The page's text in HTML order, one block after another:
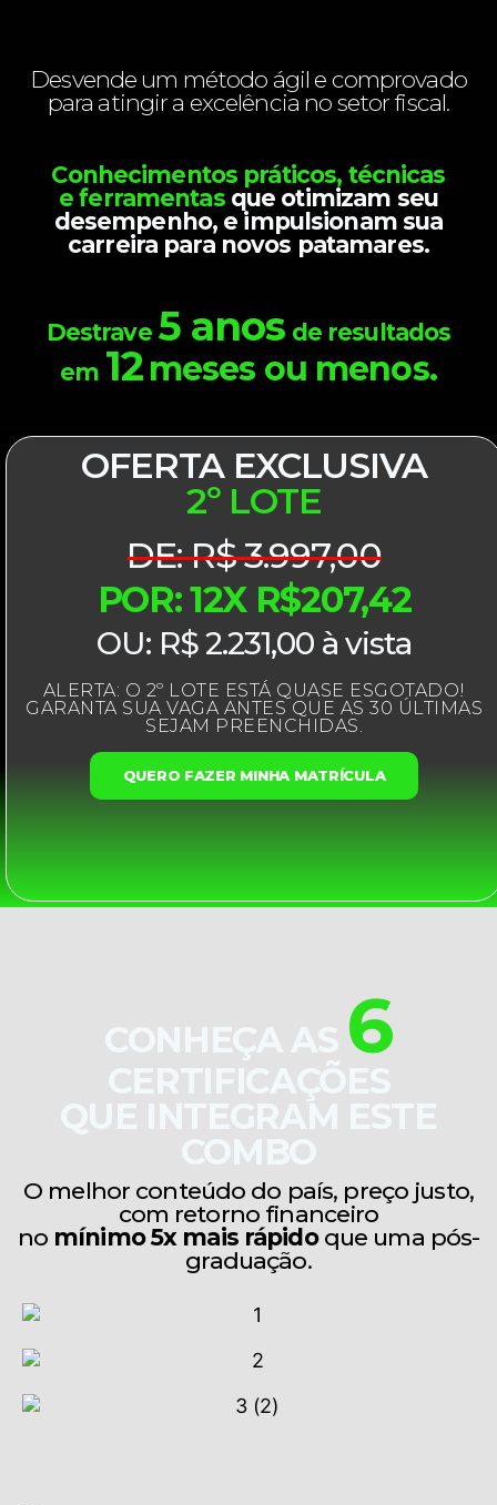
Desvende um método ágil e comprovado
para atingir a excelência no setor fiscal.
Conhecimentos práticos, técnicas
e ferramentasque otimizam seu
desempenho, e impulsionam sua
carreira para novos patamares.
Destrave 5 anos de resultados
em 12meses ou menos.
OFERTA EXCLUSIVA
2º LOTE
DE: R$ 3.997,00
POR: 12X R$207,42
OU: R$ 2.231,00 à vista
ALERTA: O 2º LOTE ESTÁ QUASE ESGOTADO!
GARANTA SUA VAGA ANTES QUE AS 30 ÚLTIMAS
SEJAM PREENCHIDAS.
QUERO FAZER MINHA MATRÍCULA
CONHEÇA AS 6
CERTIFICAÇÕES
QUE INTEGRAM ESTE
COMBO
O melhor conteúdo do país, preço justo,
com retorno financeiro
no mínimo 5x mais rápidoque uma pós-
graduação.